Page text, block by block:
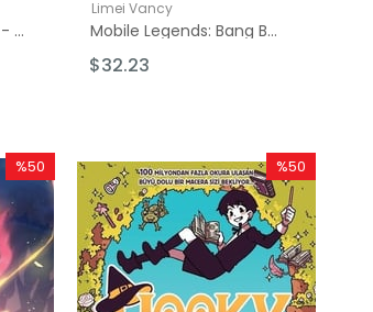
Hankyu Treni Yolcuları - İyi Hisset Serisi
Limei Vancy
Mobile Legends: Bang Bang - Kanun Kaçağı 1. Cilt
$32.23
%50
İndirim
%50İndirim
%50
İndirim
%50İndirim